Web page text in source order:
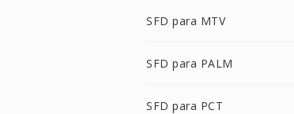
SFD para MTV
SFD para PALM
SFD para PCT